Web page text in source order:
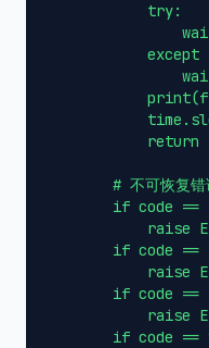
            try:
except
return
# 不可恢复错
if code ==
raise
if code ==
raise
if code ==
raise
if code ==